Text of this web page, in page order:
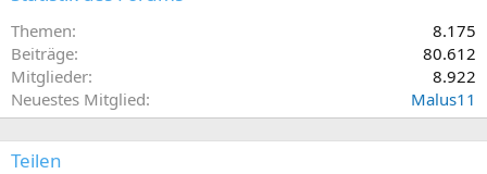
Themen
8.175
Beiträge
80.612
Mitglieder
8.922
Neuestes Mitglied
Malus11
Teilen